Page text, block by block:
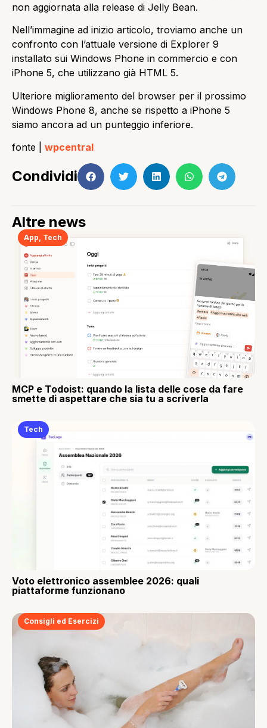
non aggiornata alla release di Jelly Bean.
Nell’immagine ad inizio articolo, troviamo anche un
confronto con l’attuale versione di Explorer 9
installato sui Windows Phone in commercio e con
iPhone 5, che utilizzano già HTML 5.
Ulteriore miglioramento del browser per il prossimo
Windows Phone 8, anche se rispetto a iPhone 5
siamo ancora ad un punteggio inferiore.
fonte | wpcentral
Condividi
Altre news
App Tech
MCP e Todoist: quando la lista delle cose da fare
smette di aspettare che sia tu a scriverla
Tech
Voto elettronico assemblee 2026: quali
piattaforme funzionano
Consigli ed Esercizi